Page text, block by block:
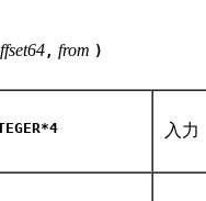
, from )
入力